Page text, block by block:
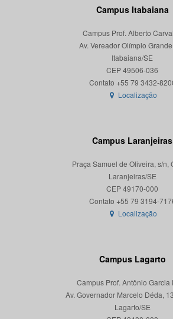
Campus Itabaiana
Campus Prof. Alberto
Av. Vereador Olímpio
Itabaiana/SE
CEP 49506-036
Localização
Campus Laranjeiras
Praça Samuel de Oliveira, s/n,
Laranjeiras/SE
CEP 49170-000
Localização
Campus Lagarto
Campus Prof. Antônio Garcia
Av. Governador Marcelo Déda,
Lagarto/SE